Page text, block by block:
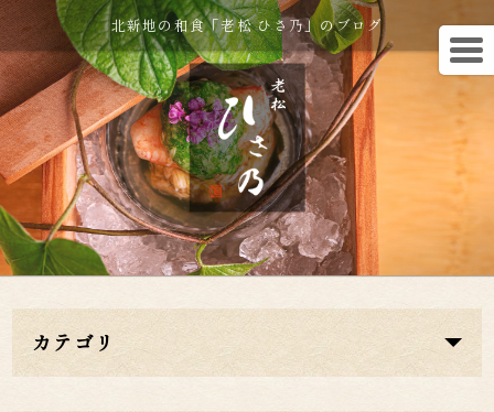
北新地の和食「老松 ひさ乃」のブログ
カテゴリ